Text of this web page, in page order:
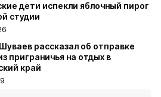
дети испекли яблочный пирог
студии
рассказал об отправке
приграничья на отдых в
край